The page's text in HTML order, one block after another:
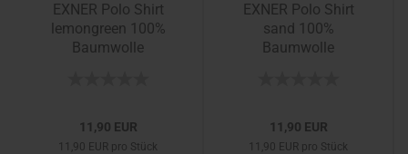
EXNER Polo Shirt
lemongreen 100%
Baumwolle
11,90 EUR
11,90 EUR pro Stück
EXNER Polo Shirt
sand 100%
Baumwolle
11,90 EUR
11,90 EUR pro Stück